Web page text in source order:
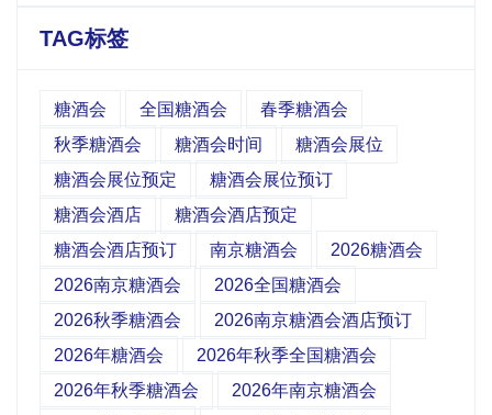
TAG标签
糖酒会 全国糖酒会
春季糖酒会
秋季糖酒会
糖酒会时间
糖酒会展位
糖酒会展位预定
糖酒会展位预订
糖酒会酒店
糖酒会酒店预定
糖酒会酒店预订
南京糖酒会
2026糖酒会
2026南京糖酒会
2026全国糖酒会
2026秋季糖酒会
2026南京糖酒会酒店预订
2026年糖酒会
2026年秋季全国糖酒会
2026年秋季糖酒会
2026年南京糖酒会